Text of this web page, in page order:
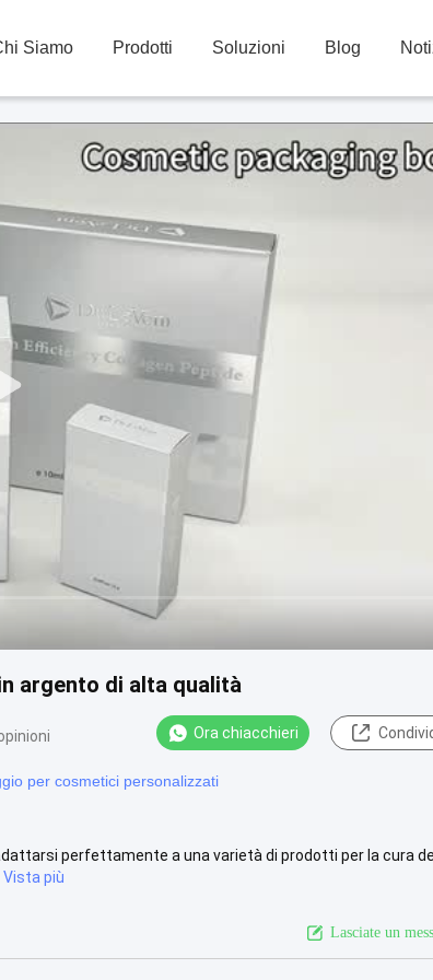
Siamo Prodotti Soluzioni Blog
argento di alta qualità
Ora chiacchieri
per cosmetici personalizzati
perfettamente a una varietà di prodotti per la cura
Vista più
Lasciate un